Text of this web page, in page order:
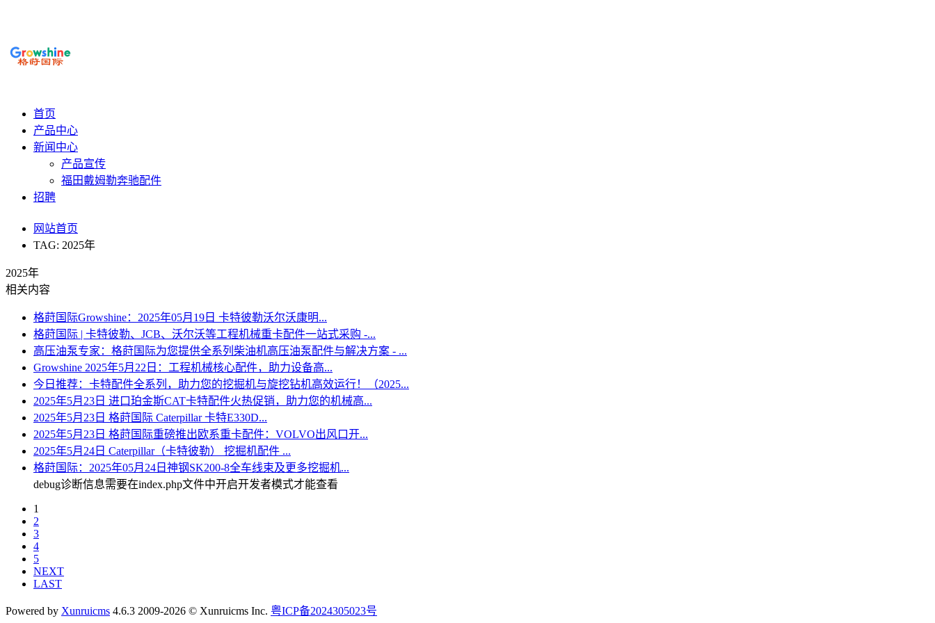
首页
产品中心
新闻中心
产品宣传
福田戴姆勒奔驰配件
招聘
网站首页
TAG: 2025年
2025年
相关内容
格莳国际Growshine：2025年05月19日 卡特彼勒沃尔沃康明...
格莳国际 | 卡特彼勒、JCB、沃尔沃等工程机械重卡配件一站式采购 -...
高压油泵专家：格莳国际为您提供全系列柴油机高压油泵配件与解决方案 - ...
Growshine 2025年5月22日：工程机械核心配件，助力设备高...
今日推荐：卡特配件全系列，助力您的挖掘机与旋挖钻机高效运行！（2025...
2025年5月23日 进口珀金斯CAT卡特配件火热促销，助力您的机械高...
2025年5月23日 格莳国际 Caterpillar 卡特E330D...
2025年5月23日 格莳国际重磅推出欧系重卡配件：VOLVO出风口开...
2025年5月24日 Caterpillar（卡特彼勒） 挖掘机配件 ...
格莳国际：2025年05月24日神钢SK200-8全车线束及更多挖掘机...
debug诊断信息需要在index.php文件中开启开发者模式才能查看
1
2
3
4
5
NEXT
LAST
Powered by Xunruicms 4.6.3 2009-2026 © Xunruicms Inc. 粤ICP备2024305023号